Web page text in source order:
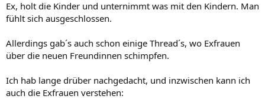
Ex, holt die Kinder und unternimmt was mit den Kindern. Man
fühlt sich ausgeschlossen.
Allerdings gab´s auch schon einige Thread´s, wo Exfrauen
über die neuen Freundinnen schimpfen.
Ich hab lange drüber nachgedacht, und inzwischen kann ich
auch die Exfrauen verstehen: